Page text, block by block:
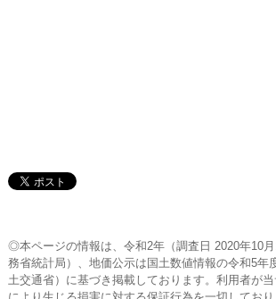
◎本ページの情報は、令和2年（調査日 2020年10
務省統計局）、地価公示は国土数値情報の令和5年
土交通省）に基づき掲載しております。利用者が